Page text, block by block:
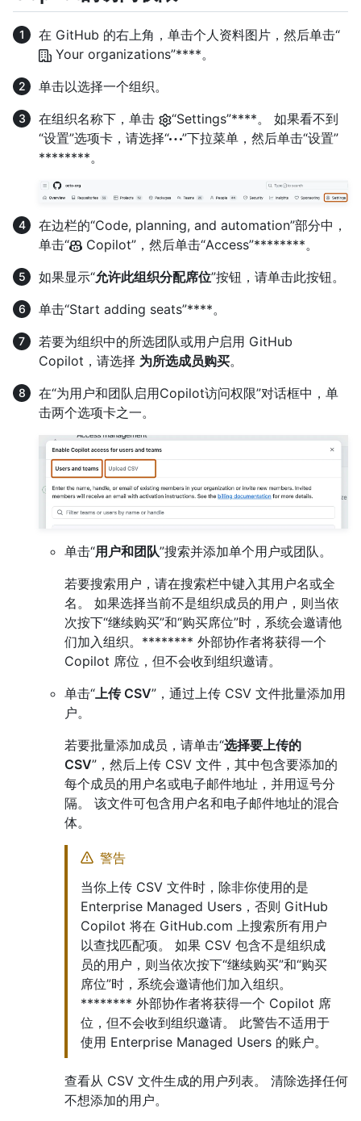
在 GitHub 的右上角，单击个人资料图片，然后单击“
Your organizations”****。
单击以选择一个组织。
在组织名称下，单击
“Settings”****。 如果看不到
“设置”选项卡，请选择“
”下拉菜单，然后单击“设置”
********。
在边栏的“Code, planning, and automation”部分中，
单击“
Copilot”，然后单击“Access”********。
如果显示“允许此组织分配席位”按钮，请单击此按钮。
单击“Start adding seats”****。
若要为组织中的所选团队或用户启用 GitHub
Copilot，请选择 为所选成员购买。
在“为用户和团队启用Copilot访问权限”对话框中，单
击两个选项卡之一。
单击“用户和团队”搜索并添加单个用户或团队。
若要搜索用户，请在搜索栏中键入其用户名或全
名。 如果选择当前不是组织成员的用户，则当依
次按下“继续购买”和“购买席位”时，系统会邀请他
们加入组织。******** 外部协作者将获得一个
Copilot 席位，但不会收到组织邀请。
单击“ 上传 CSV”，通过上传 CSV 文件批量添加用
户。
若要批量添加成员，请单击“选择要上传的
CSV”，然后上传 CSV 文件，其中包含要添加的
每个成员的用户名或电子邮件地址，并用逗号分
隔。 该文件可包含用户名和电子邮件地址的混合
体。
警告
当你上传 CSV 文件时，除非你使用的是
Enterprise Managed Users，否则 GitHub
Copilot 将在 GitHub.com 上搜索所有用户
以查找匹配项。 如果 CSV 包含不是组织成
员的用户，则当依次按下“继续购买”和“购买
席位”时，系统会邀请他们加入组织。
******** 外部协作者将获得一个 Copilot 席
位，但不会收到组织邀请。 此警告不适用于
使用 Enterprise Managed Users 的账户。
查看从 CSV 文件生成的用户列表。 清除选择任何
不想添加的用户。